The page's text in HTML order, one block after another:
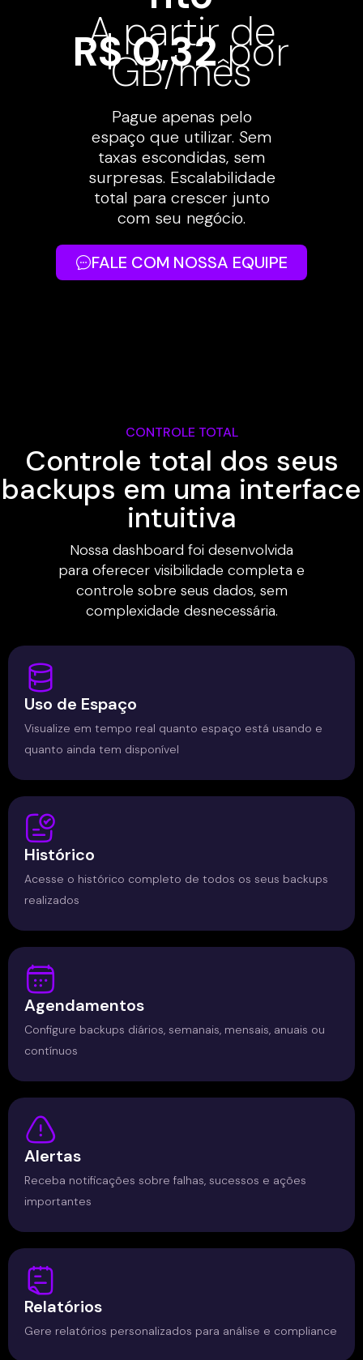
A partir de
R$ 0,32por
GB/mês
Pague apenas pelo
espaço que utilizar. Sem
taxas escondidas, sem
surpresas. Escalabilidade
total para crescer junto
com seu negócio.
FALE COM NOSSA EQUIPE
CONTROLE TOTAL
Controle total dos seus
backups em uma interface
intuitiva
Nossa dashboard foi desenvolvida
para oferecer visibilidade completa e
controle sobre seus dados, sem
complexidade desnecessária.
Uso de Espaço
Visualize em tempo real quanto espaço está usando e
quanto ainda tem disponível
Histórico
Acesse o histórico completo de todos os seus backups
realizados
Agendamentos
Configure backups diários, semanais, mensais, anuais ou
contínuos
Alertas
Receba notificações sobre falhas, sucessos e ações
importantes
Relatórios
Gere relatórios personalizados para análise e compliance